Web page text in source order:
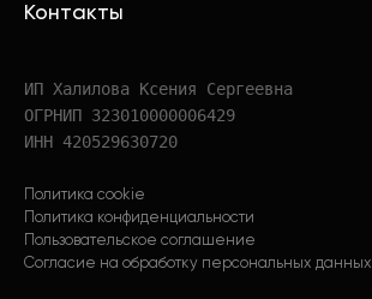
Контакты
ИП Халилова Ксения Сергеевна
ОГРНИП 323010000006429
ИНН 420529630720
Политика cookie
Политика конфиденциальности
Пользовательское соглашение
Согласие на обработку персональных данных